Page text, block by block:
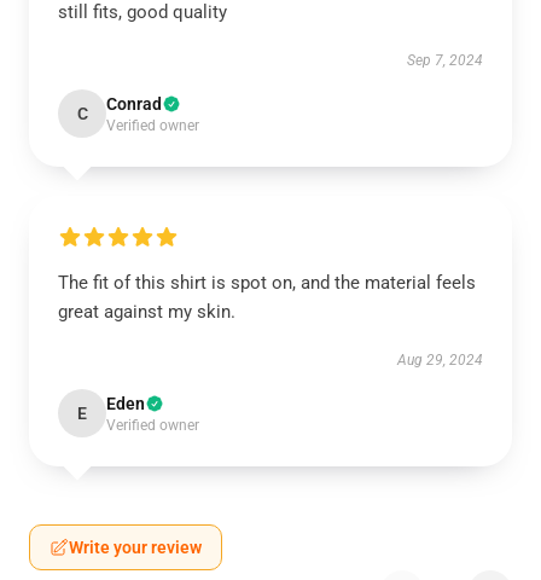
still fits, good quality
Sep 7, 2024
C Conrad
Verified owner
The fit of this shirt is spot on, and the material feels
great against my skin.
Aug 29, 2024
E Eden
Verified owner
Write your review